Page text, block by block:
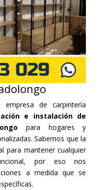
de carpintería
e instalación de
para hogares y
Sabemos que la
para mantener cualquier
por eso nos
a medida que se